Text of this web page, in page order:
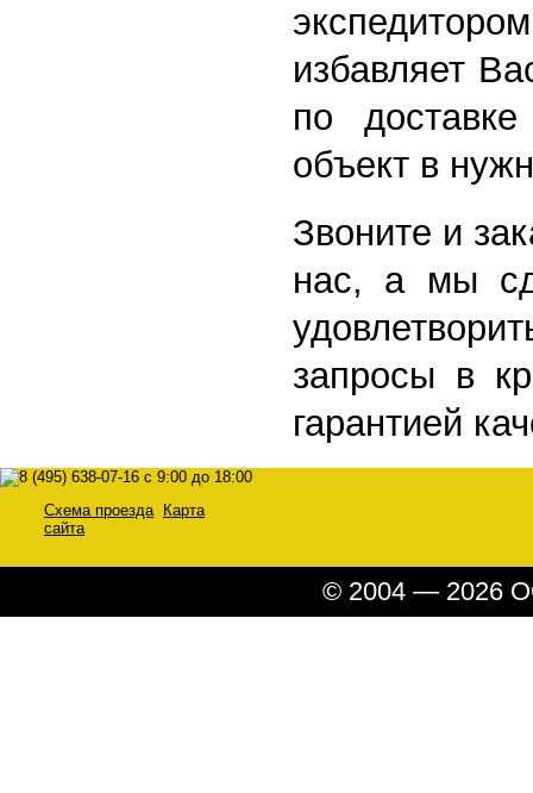
избавляет
по
объект в
Звоните и
нас, а мы
запросы в
гарантией
Схема проезда
Карта
сайта
© 2004 — 2026